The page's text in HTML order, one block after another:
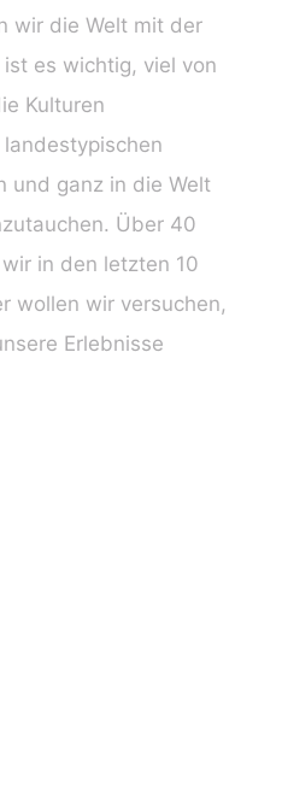
wir die Welt mit der
es wichtig, viel von
Kulturen
und ganz in die Welt
Über 40
in den letzten 10
wollen wir versuchen,
Erlebnisse